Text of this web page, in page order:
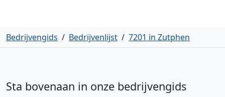
Bedrijvengids / Bedrijvenlijst / 7201 in Zutphen
Sta bovenaan in onze bedrijvengids